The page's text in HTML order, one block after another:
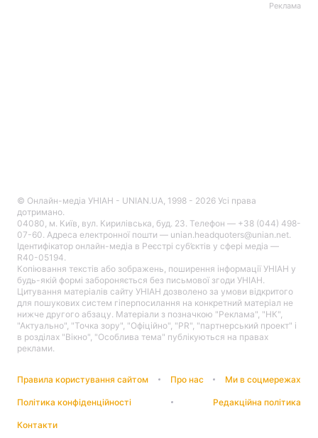
Реклама
© Онлайн-медіа УНІАН - UNIAN.UA, 1998 - 2026 Усі права
дотримано.
04080, м. Київ, вул. Кирилівська, буд. 23. Телефон — +38 (044) 498-
07-60. Адреса електронної пошти — unian.headquoters@unian.net.
Ідентифікатор онлайн-медіа в Реєстрі суб’єктів у сфері медіа —
R40-05194.
Копіювання текстів або зображень, поширення інформації УНІАН у
будь-якій формі забороняється без письмової згоди УНІАН.
Цитування матеріалів сайту УНІАН дозволено за умови відкритого
для пошукових систем гіперпосилання на конкретний матеріал не
нижче другого абзацу. Матеріали з позначкою "Реклама", "НК",
"Актуально", "Точка зору", "Офіційно", "PR", "партнерський проект" і
в розділах "Вікно", "Особлива тема" публікуються на правах
реклами.
Правила користування сайтом Про нас Ми в соцмережах
Політика конфіденційності Редакційна політика
Контакти